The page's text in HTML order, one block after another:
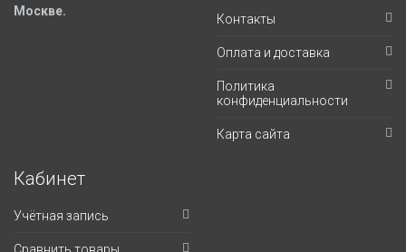
Москве.
Контакты
Оплата и доставка
Политика
конфиденциальности
Карта сайта
Кабинет
Учётная запись